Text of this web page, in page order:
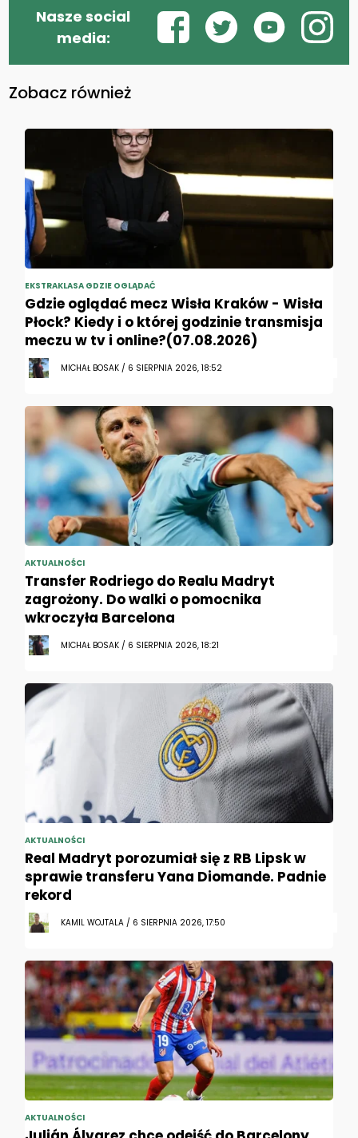
Nasze social
media:
Zobacz również
EKSTRAKLASA GDZIE OGLĄDAĆ
Gdzie oglądać mecz Wisła Kraków - Wisła
Płock? Kiedy i o której godzinie transmisja
meczu w tv i online?(07.08.2026)
MICHAŁ BOSAK / 6 SIERPNIA 2026, 18:52
AKTUALNOŚCI
Transfer Rodriego do Realu Madryt
zagrożony. Do walki o pomocnika
wkroczyła Barcelona
MICHAŁ BOSAK / 6 SIERPNIA 2026, 18:21
AKTUALNOŚCI
Real Madryt porozumiał się z RB Lipsk w
sprawie transferu Yana Diomande. Padnie
rekord
KAMIL WOJTALA / 6 SIERPNIA 2026, 17:50
AKTUALNOŚCI